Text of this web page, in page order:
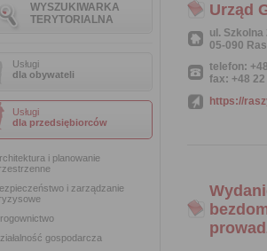
WYSZUKIWARKA
TERYTORIALNA
Usługi
dla obywateli
Usługi
dla przedsiębiorców
i planowanie
i zarządzanie
gospodarcza
Urząd
ul. Szkolna
05-090
telefon:
fax: +48 22
https://